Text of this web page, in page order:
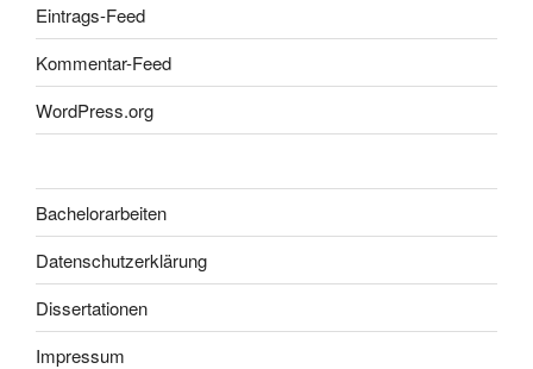
Eintrags-Feed
Kommentar-Feed
WordPress.org
Bachelorarbeiten
Datenschutzerklärung
Dissertationen
Impressum